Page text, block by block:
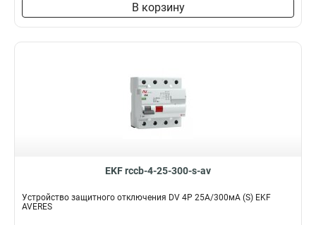
В корзину
EKF rccb-4-25-300-s-av
Устройство защитного отключения DV 4P 25А/300мА (S) EKF
AVERES